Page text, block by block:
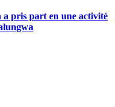
a pris part en une activité